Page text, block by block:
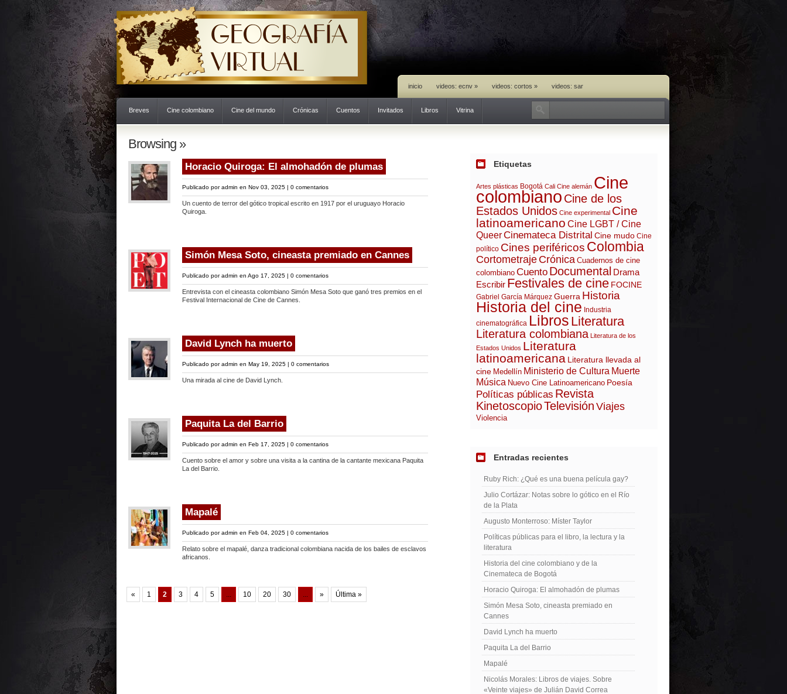
inicio videos: ecnv » videos: cortos » videos: sar
Breves Cine colombiano Cine del mundo Crónicas Cuentos Invitados Libros Vitrina
Browsing »
Horacio Quiroga: El almohadón de plumas
Publicado poradmin en Nov 03, 2025 | 0 comentarios
Un cuento de terror del gótico tropical escrito en 1917 por el uruguayo Horacio
Quiroga.
Simón Mesa Soto, cineasta premiado en Cannes
Publicado poradmin en Ago 17, 2025 | 0 comentarios
Entrevista con el cineasta colombiano Simón Mesa Soto que ganó tres premios en el
Festival Internacional de Cine de Cannes.
David Lynch ha muerto
Publicado poradmin en May 19, 2025 | 0 comentarios
Una mirada al cine de David Lynch.
Paquita La del Barrio
Publicado poradmin en Feb 17, 2025 | 0 comentarios
Cuento sobre el amor y sobre una visita a la cantina de la cantante mexicana Paquita
La del Barrio.
Mapalé
Publicado poradmin en Feb 04, 2025 | 0 comentarios
Relato sobre el mapalé, danza tradicional colombiana nacida de los bailes de esclavos
africanos.
« 1 2 3 4 5 ... 10 20 30 ... » Última »
Etiquetas
Artes plásticas Bogotá Cali Cine alemán Cine
colombiano Cine de los
Estados Unidos Cine experimental Cine
latinoamericano Cine LGBT / Cine
QueerCinemateca Distrital Cine mudo Cine
político Cines periféricos Colombia
Cortometraje Crónica Cuadernos de cine
colombiano Cuento Documental Drama
Escribir Festivales de cine FOCINE
Gabriel García Márquez Guerra Historia
Historia del cine Industria
cinematográfica Libros Literatura
Literatura colombiana Literatura de los
Estados Unidos Literatura
latinoamericana Literatura llevada al
cine Medellín Ministerio de Cultura Muerte
Música Nuevo Cine Latinoamericano Poesía
Políticas públicas Revista
KinetoscopioTelevisiónViajes
Violencia
Entradas recientes
Ruby Rich: ¿Qué es una buena película gay?
Julio Cortázar: Notas sobre lo gótico en el Río
de la Plata
Augusto Monterroso: Míster Taylor
Políticas públicas para el libro, la lectura y la
literatura
Historia del cine colombiano y de la
Cinemateca de Bogotá
Horacio Quiroga: El almohadón de plumas
Simón Mesa Soto, cineasta premiado en
Cannes
David Lynch ha muerto
Paquita La del Barrio
Mapalé
Nicolás Morales: Libros de viajes. Sobre
«Veinte viajes» de Julián David Correa